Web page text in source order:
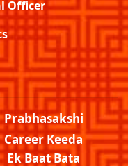
Officer
Prabhasakshi
Career Keeda
Ek Baat Bata